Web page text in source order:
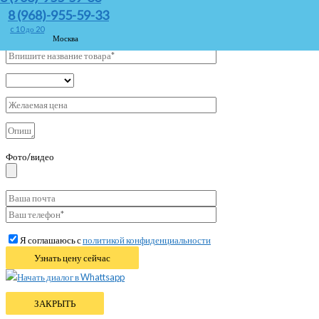
8 (968)-955-59-33
c 10 до 20
Москва
Фото/видео
Я соглашаюсь сполитикой конфиденциальности
Начать диалог в Whattsapp
ЗАКРЫТЬ